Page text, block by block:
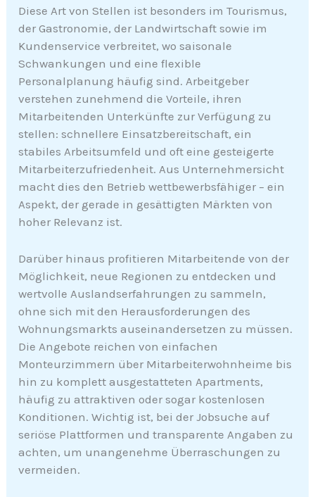
Diese Art von Stellen ist besonders im Tourismus,
der Gastronomie, der Landwirtschaft sowie im
Kundenservice verbreitet, wo saisonale
Schwankungen und eine flexible
Personalplanung häufig sind. Arbeitgeber
verstehen zunehmend die Vorteile, ihren
Mitarbeitenden Unterkünfte zur Verfügung zu
stellen: schnellere Einsatzbereitschaft, ein
stabiles Arbeitsumfeld und oft eine gesteigerte
Mitarbeiterzufriedenheit. Aus Unternehmersicht
macht dies den Betrieb wettbewerbsfähiger – ein
Aspekt, der gerade in gesättigten Märkten von
hoher Relevanz ist.
Darüber hinaus profitieren Mitarbeitende von der
Möglichkeit, neue Regionen zu entdecken und
wertvolle Auslandserfahrungen zu sammeln,
ohne sich mit den Herausforderungen des
Wohnungsmarkts auseinandersetzen zu müssen.
Die Angebote reichen von einfachen
Monteurzimmern über Mitarbeiterwohnheime bis
hin zu komplett ausgestatteten Apartments,
häufig zu attraktiven oder sogar kostenlosen
Konditionen. Wichtig ist, bei der Jobsuche auf
seriöse Plattformen und transparente Angaben zu
achten, um unangenehme Überraschungen zu
vermeiden.